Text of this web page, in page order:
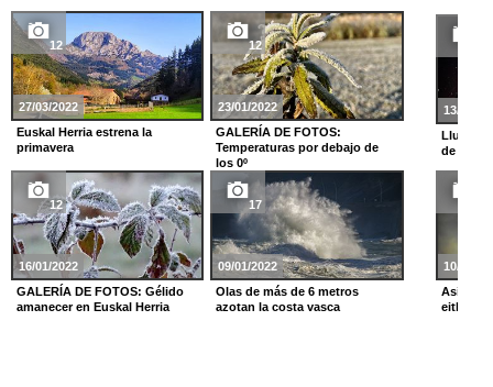
12
27/03/2022
Euskal Herria estrena la
primavera
12
23/01/2022
GALERÍA DE FOTOS:
Temperaturas por debajo de
los 0º
12
16/01/2022
GALERÍA DE FOTOS: Gélido
amanecer en Euskal Herria
17
09/01/2022
Olas de más de 6 metros
azotan la costa vasca
13/08/
Lluvia
de San
10/06/
Así han
eitb.eus